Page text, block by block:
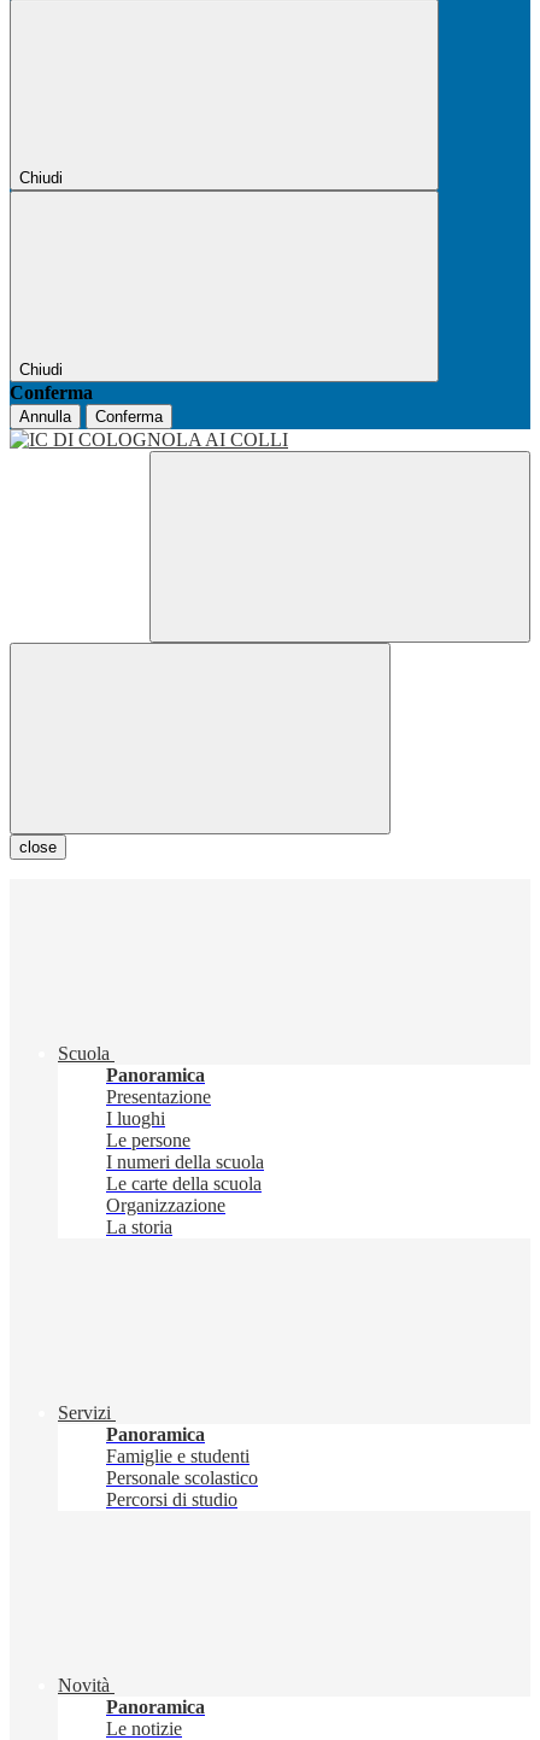
Chiudi
Chiudi
Conferma
Annulla Conferma
close
Scuola
Panoramica
Presentazione
I luoghi
Le persone
I numeri della scuola
Le carte della scuola
Organizzazione
La storia
Servizi
Panoramica
Famiglie e studenti
Personale scolastico
Percorsi di studio
Novità
Panoramica
Le notizie